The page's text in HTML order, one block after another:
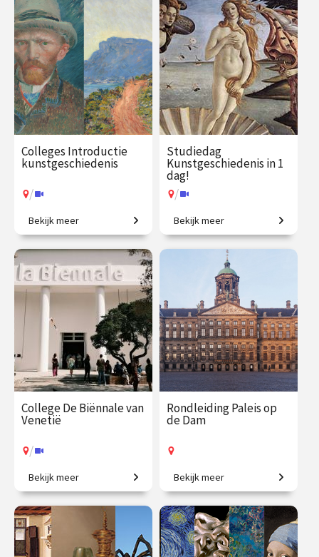
Colleges Introductie
kunstgeschiedenis
/
2500 jaar westerse
kunstgeschiedenis in
vogelvlucht.
€ 345.00
vanaf 21
sep.
Op locatie of online
Bekijk meer
Studiedag
Kunstgeschiedenis in 1
dag!
/
Uitdagende expeditie van
Grieken tot moderne kunst.
€ 65.00 / €
aug.
/ Op locatie of online
Bekijk meer
College De Biënnale van
Venetië
/
Een geweldig aanbod aan
hedendaagse kunst.
€ 35.00
vanaf 17
aug.
Bekijk meer
Rondleiding Paleis op
de Dam
Kom mee en ontdek het
mooiste stadhuis van de
Gouden Eeuw!
€ 27.50
vanaf 12
aug.
Bekijk meer